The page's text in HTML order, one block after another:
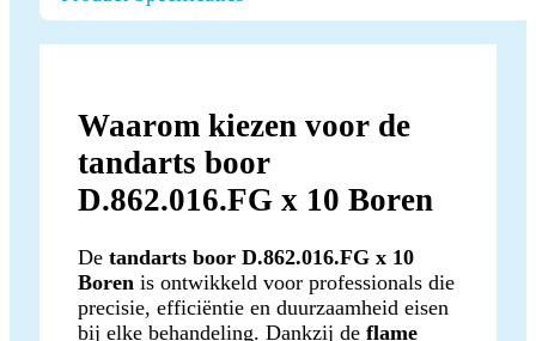
Waarom kiezen voor de
tandarts boor
D.862.016.FG x 10 Boren
De tandarts boor D.862.016.FG x 10
Boren is ontwikkeld voor professionals die
precisie, efficiëntie en duurzaamheid eisen
bij elke behandeling. Dankzij de flame